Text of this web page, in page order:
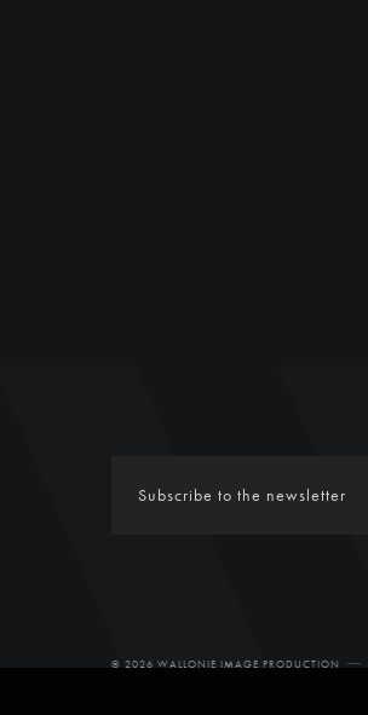
© 2026 WALLONIE IMAGE PRODUCTION